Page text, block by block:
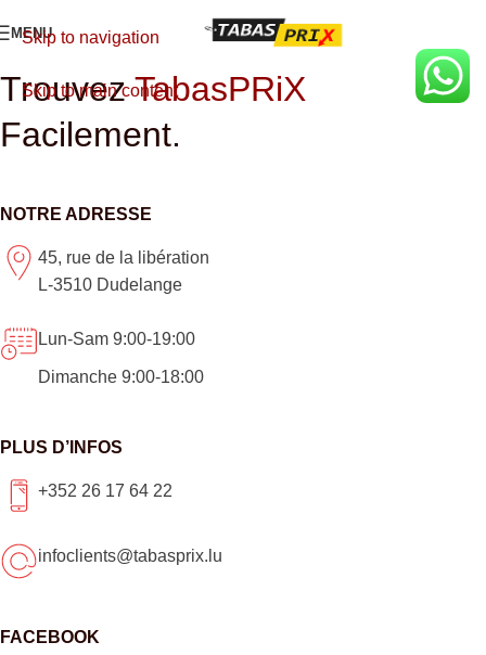
Skip to navigation
Skip to main content
MENU
TrouvezTabasPRiX
Facilement.
NOTRE ADRESSE
45, rue de la libération
L-3510 Dudelange
Lun-Sam 9:00-19:00
Dimanche 9:00-18:00
PLUS D’INFOS
+352 26 17 64 22
infoclients@tabasprix.lu
FACEBOOK